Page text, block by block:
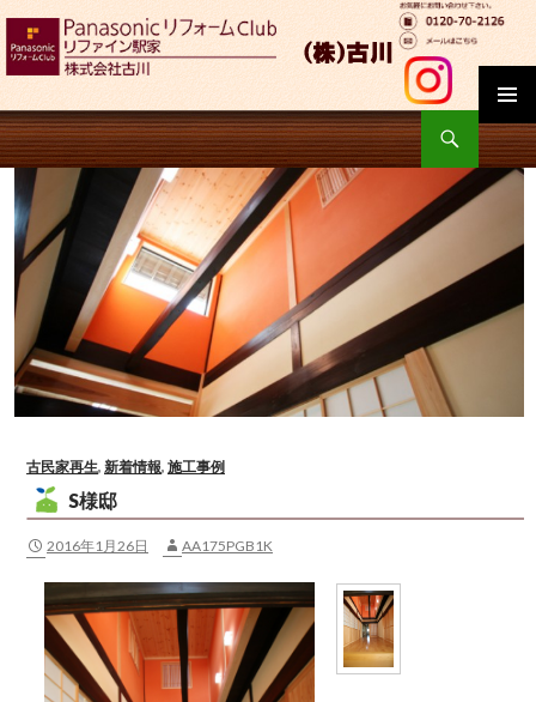
検
索
コ
ン
テ
ン
ツ
へ
移
古民家再生, 新着情報, 施工事例
S様邸
2016年1月26日 AA175PGB1K